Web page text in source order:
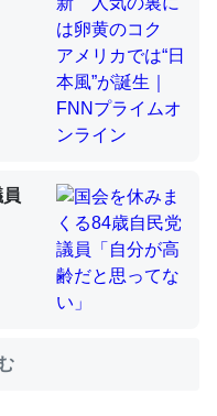
たまに覗いてる。ぼ
と、Googleマップで
充電中かが分かるので
設定中でした。Prime
が多いそうだけど、